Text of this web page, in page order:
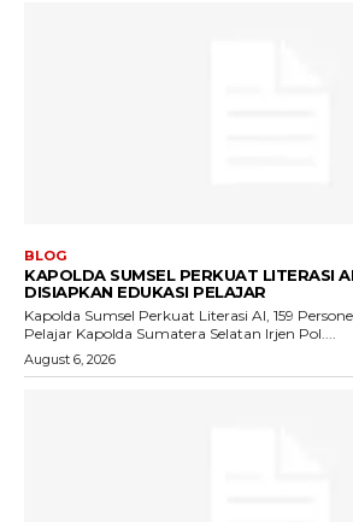
BLOG
KAPOLDA SUMSEL PERKUAT LITERASI
DISIAPKAN EDUKASI PELAJAR
Kapolda Sumsel Perkuat Literasi AI, 159
Pelajar Kapolda Sumatera Selatan Irjen Pol....
August 6, 2026